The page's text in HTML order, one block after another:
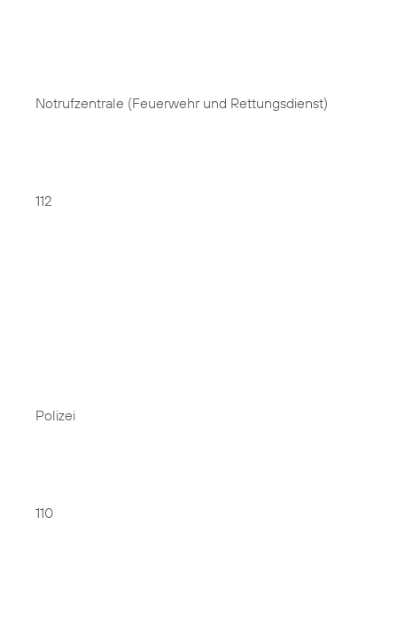
Notrufzentrale (Feuerwehr und Rettungsdienst)
112
Polizei
110